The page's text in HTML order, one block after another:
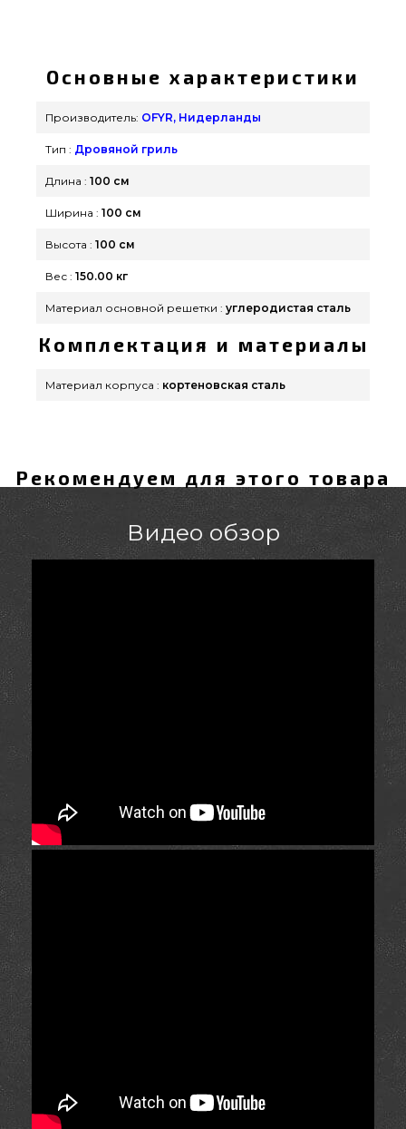
популярного бренда OFYR, Нидерланды по
актуальной стоимости всего 117 990 грн. в
онлайн каталоге грилей и мангалов Гриль Поинт.
в каталоге GrillPoint. Позвоните нашим
специалистам на телефонный номер (098) 333-
Основные характеристики
Производитель: OFYR, Нидерланды
Тип : Дровяной гриль
Длина : 100 см
Ширина : 100 см
Высота : 100 см
Вес : 150.00 кг
Материал основной решетки : углеродистая сталь
Комплектация и материалы
Материал корпуса : кортеновская сталь
Рекомендуем для этого товара
Видео обзор